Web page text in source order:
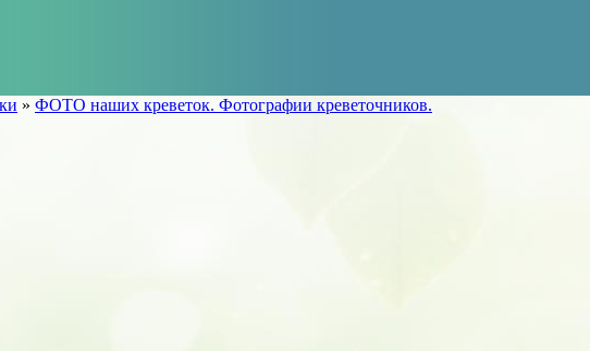
» ФОТО наших креветок. Фотографии креветочников.